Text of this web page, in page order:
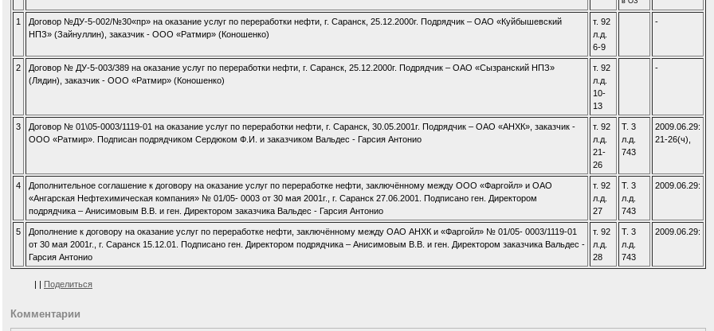
1
Договор №ДУ-5-002/№30«пр» на оказание услуг по переработки нефти, г. Саранск, 25.12.2000г. Подрядчик – ОАО «Куйбышевский
НПЗ» (Зайнуллин), заказчик - ООО «Ратмир» (Коношенко)
т. 92
л.д.
6-9
-
2
Договор № ДУ-5-003/389 на оказание услуг по переработки нефти, г. Саранск, 25.12.2000г. Подрядчик – ОАО «Сызранский НПЗ»
(Лядин), заказчик - ООО «Ратмир» (Коношенко)
т. 92
л.д.
10-
13
-
3
Договор № 01\05-0003/1119-01 на оказание услуг по переработки нефти, г. Саранск, 30.05.2001г. Подрядчик – ОАО «АНХК», заказчик -
ООО «Ратмир». Подписан подрядчиком Сердюком Ф.И. и заказчиком Вальдес - Гарсия Антонио
т. 92
л.д.
21-
26
Т. 3
л.д.
743
2009.06.29:
21-26(ч),
4
Дополнительное соглашение к договору на оказание услуг по переработке нефти, заключённому между ООО «Фаргойл» и ОАО
«Ангарская Нефтехимическая компания» № 01/05- 0003 от 30 мая 2001г., г. Саранск 27.06.2001. Подписано ген. Директором
подрядчика – Анисимовым В.В. и ген. Директором заказчика Вальдес - Гарсия Антонио
т. 92
л.д.
27
Т. 3
л.д.
743
2009.06.29:
5
Дополнение к договору на оказание услуг по переработке нефти, заключённому между ОАО АНХК и «Фаргойл» № 01/05- 0003/1119-01
от 30 мая 2001г., г. Саранск 15.12.01. Подписано ген. Директором подрядчика – Анисимовым В.В. и ген. Директором заказчика Вальдес -
Гарсия Антонио
т. 92
л.д.
28
Т. 3
л.д.
743
2009.06.29:
| | Поделиться
Комментарии